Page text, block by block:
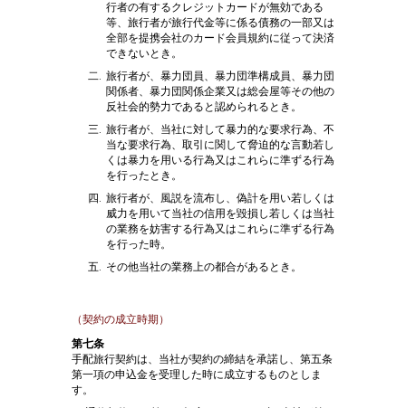
行者の有するクレジットカードが無効である
等、旅行者が旅行代金等に係る債務の一部又は
全部を提携会社のカード会員規約に従って決済
できないとき。
旅行者が、暴力団員、暴力団準構成員、暴力団
関係者、暴力団関係企業又は総会屋等その他の
反社会的勢力であると認められるとき。
旅行者が、当社に対して暴力的な要求行為、不
当な要求行為、取引に関して脅迫的な言動若し
くは暴力を用いる行為又はこれらに準ずる行為
を行ったとき。
旅行者が、風説を流布し、偽計を用い若しくは
威力を用いて当社の信用を毀損し若しくは当社
の業務を妨害する行為又はこれらに準ずる行為
を行った時。
その他当社の業務上の都合があるとき。
（契約の成立時期）
第七条
手配旅行契約は、当社が契約の締結を承諾し、第五条
第一項の申込金を受理した時に成立するものとしま
す。